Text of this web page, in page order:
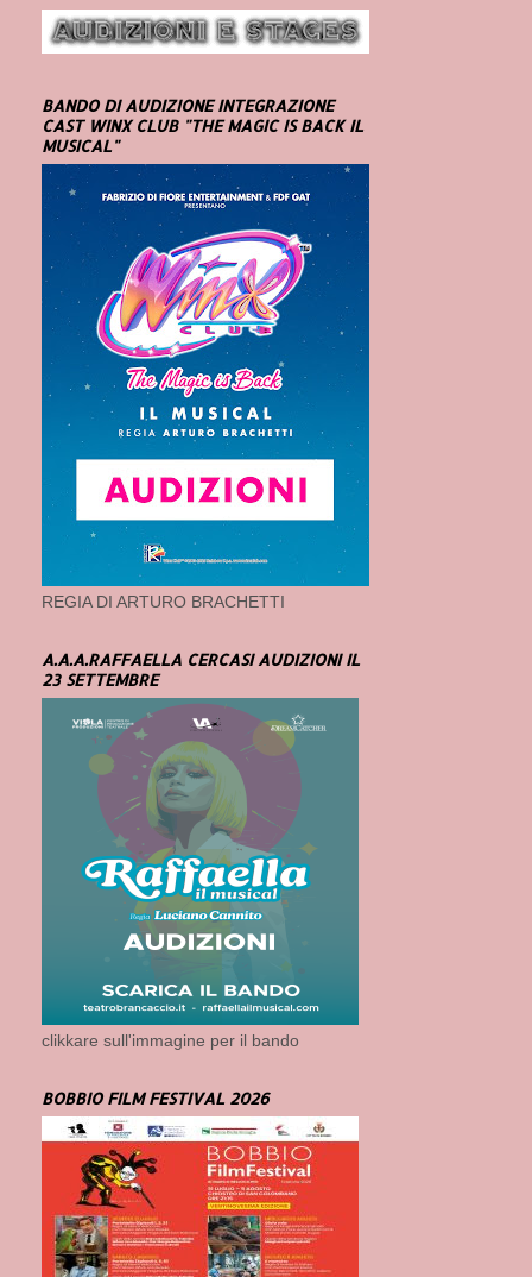
BANDO DI AUDIZIONE INTEGRAZIONE
CAST WINX CLUB "THE MAGIC IS BACK IL
MUSICAL"
REGIA DI ARTURO BRACHETTI
A.A.A.RAFFAELLA CERCASI AUDIZIONI IL
23 SETTEMBRE
clikkare sull'immagine per il bando
BOBBIO FILM FESTIVAL 2026